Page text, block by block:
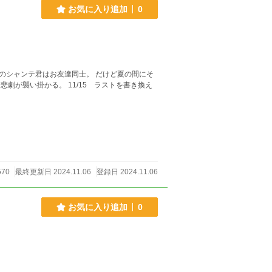
お気に入り追加 0
シャンテ君はお友達同士。 だけど夏の間にそ
最終更新日 2024.11.06 登録日 2024.11.06
お気に入り追加 0